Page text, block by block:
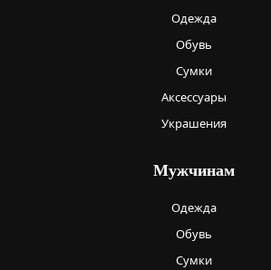
Одежда
Обувь
Сумки
Аксессуары
Украшения
Мужчинам
Одежда
Обувь
Сумки